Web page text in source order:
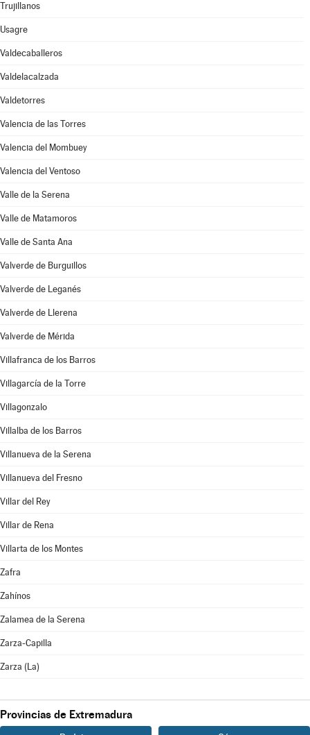
Trujillanos
Usagre
Valdecaballeros
Valdelacalzada
Valdetorres
Valencia de las Torres
Valencia del Mombuey
Valencia del Ventoso
Valle de la Serena
Valle de Matamoros
Valle de Santa Ana
Valverde de Burguillos
Valverde de Leganés
Valverde de Llerena
Valverde de Mérida
Villafranca de los Barros
Villagarcía de la Torre
Villagonzalo
Villalba de los Barros
Villanueva de la Serena
Villanueva del Fresno
Villar del Rey
Villar de Rena
Villarta de los Montes
Zafra
Zahínos
Zalamea de la Serena
Zarza-Capilla
Zarza (La)
Provincias de Extremadura